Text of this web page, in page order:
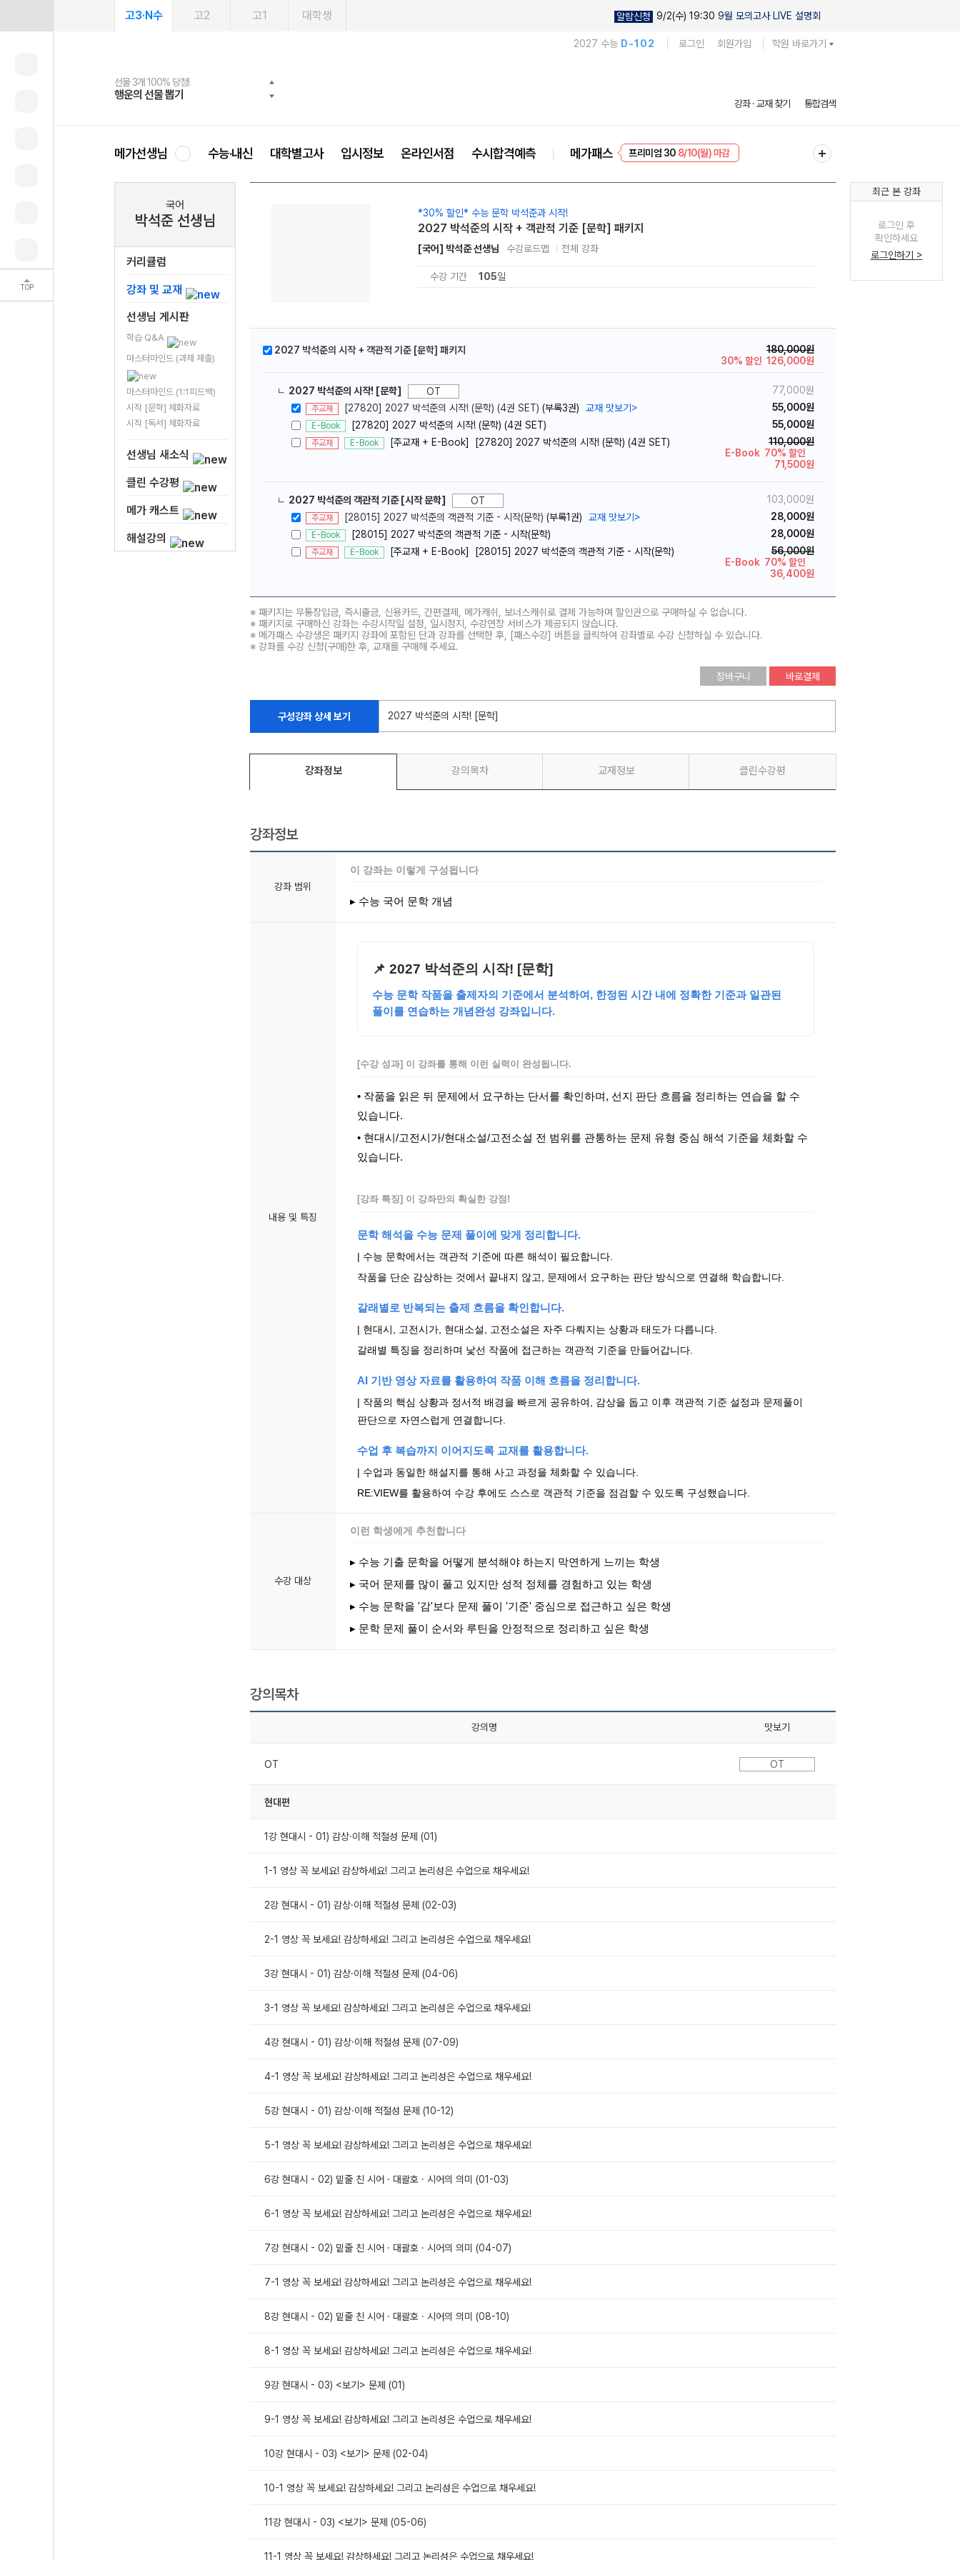
TOP
고3·N수 고2 고1 대학생 알람신청 9/2(수) 19:30 9월 모의고사 LIVE 설명회
2027 수능 D-102 로그인 회원가입 학원 바로가기
메가스터디
선물 3개 100% 당첨!
행운의 선물 뽑기
선물 100% 증정!
메가스터디 X 올리브
여름방학 스터디 캐시백
메가런 썸머스쿨
2027 러셀 단과
강사 공개선발
스마트러닝앱
설문 EVENT
메가패스
3일 무료 체험권
메가패스 수강생 무료혜택!
메가클럽 멤버십
사회공헌 캠페인
희망이룸 메가나눔
강좌 · 교재 찾기 통합검색
메가선생님 수능·내신 대학별고사 입시정보 온라인서점 수시합격예측 메가패스
프리미엄 30 8/10(월) 마감
국어
박석준 선생님
커리큘럼
강좌 및 교재
선생님 게시판
학습 Q&A
마스터마인드 (과제 제출)
마스터마인드 (1:1피드백)
시작 [문학] 체화자료
시작 [독서] 체화자료
선생님 새소식
클린 수강평
메가 캐스트
해설강의
*30% 할인* 수능 문학 박석준과 시작!
2027 박석준의 시작 + 객관적 기준 [문학] 패키지
[국어] 박석준 선생님 수강로드맵 전체 강좌
수강 기간 105일
2027 박석준의 시작 + 객관적 기준 [문학] 패키지
180,000원
30% 할인 126,000원
ㄴ 2027 박석준의 시작! [문학] OT 77,000원
주교재 [27820] 2027 박석준의 시작! (문학) (4권 SET) (부록3권) 교재 맛보기 > 55,000원
E-Book [27820] 2027 박석준의 시작! (문학) (4권 SET) 55,000원
주교재 E-Book [주교재 + E-Book] [27820] 2027 박석준의 시작! (문학) (4권 SET)
110,000원
E-Book 70% 할인
71,500원
ㄴ 2027 박석준의 객관적 기준 [시작 문학] OT 103,000원
주교재 [28015] 2027 박석준의 객관적 기준 - 시작(문학) (부록1권) 교재 맛보기 > 28,000원
E-Book [28015] 2027 박석준의 객관적 기준 - 시작(문학) 28,000원
주교재 E-Book [주교재 + E-Book] [28015] 2027 박석준의 객관적 기준 - 시작(문학)
56,000원
E-Book 70% 할인
36,400원
※ 패키지는 무통장입금, 즉시출금, 신용카드, 간편결제, 메가캐쉬, 보너스캐쉬로 결제 가능하며 할인권으로 구매하실 수 없습니다.
※ 패키지로 구매하신 강좌는 수강시작일 설정, 일시정지, 수강연장 서비스가 제공되지 않습니다.
※ 메가패스 수강생은 패키지 강좌에 포함된 단과 강좌를 선택한 후, [패스수강] 버튼을 클릭하여 강좌별로 수강 신청하실 수 있습니다.
※ 강좌를 수강 신청(구매)한 후, 교재를 구매해 주세요.
장바구니 바로결제
구성강좌 상세 보기 2027 박석준의 시작! [문학]
강좌정보 강의목차 교재정보 클린수강평
강좌정보
강좌 범위
이 강좌는 이렇게 구성됩니다
▸ 수능 국어 문학 개념
내용 및 특징
📌 2027 박석준의 시작! [문학]
수능 문학 작품을 출제자의 기준에서 분석하여, 한정된 시간 내에 정확한 기준과 일관된
풀이를 연습하는 개념완성 강좌입니다.
[수강 성과] 이 강좌를 통해 이런 실력이 완성됩니다.
• 작품을 읽은 뒤 문제에서 요구하는 단서를 확인하며, 선지 판단 흐름을 정리하는 연습을 할 수
있습니다.
• 현대시/고전시가/현대소설/고전소설 전 범위를 관통하는 문제 유형 중심 해석 기준을 체화할 수
있습니다.
[강좌 특징] 이 강좌만의 확실한 강점!
문학 해석을 수능 문제 풀이에 맞게 정리합니다.
| 수능 문학에서는 객관적 기준에 따른 해석이 필요합니다.
작품을 단순 감상하는 것에서 끝내지 않고, 문제에서 요구하는 판단 방식으로 연결해 학습합니다.
갈래별로 반복되는 출제 흐름을 확인합니다.
| 현대시, 고전시가, 현대소설, 고전소설은 자주 다뤄지는 상황과 태도가 다릅니다.
갈래별 특징을 정리하며 낯선 작품에 접근하는 객관적 기준을 만들어갑니다.
AI 기반 영상 자료를 활용하여 작품 이해 흐름을 정리합니다.
| 작품의 핵심 상황과 정서적 배경을 빠르게 공유하여, 감상을 돕고 이후 객관적 기준 설정과 문제풀이
판단으로 자연스럽게 연결합니다.
수업 후 복습까지 이어지도록 교재를 활용합니다.
| 수업과 동일한 해설지를 통해 사고 과정을 체화할 수 있습니다.
RE:VIEW를 활용하여 수강 후에도 스스로 객관적 기준을 점검할 수 있도록 구성했습니다.
수강 대상
이런 학생에게 추천합니다
▸ 수능 기출 문학을 어떻게 분석해야 하는지 막연하게 느끼는 학생
▸ 국어 문제를 많이 풀고 있지만 성적 정체를 경험하고 있는 학생
▸ 수능 문학을 '감'보다 문제 풀이 '기준' 중심으로 접근하고 싶은 학생
▸ 문학 문제 풀이 순서와 루틴을 안정적으로 정리하고 싶은 학생
강의목차
강의명 맛보기
OT OT
현대편
1강 현대시 - 01) 감상·이해 적절성 문제 (01)
1-1 영상 꼭 보세요! 감상하세요! 그리고 논리성은 수업으로 채우세요!
2강 현대시 - 01) 감상·이해 적절성 문제 (02-03)
2-1 영상 꼭 보세요! 감상하세요! 그리고 논리성은 수업으로 채우세요!
3강 현대시 - 01) 감상·이해 적절성 문제 (04-06)
3-1 영상 꼭 보세요! 감상하세요! 그리고 논리성은 수업으로 채우세요!
4강 현대시 - 01) 감상·이해 적절성 문제 (07-09)
4-1 영상 꼭 보세요! 감상하세요! 그리고 논리성은 수업으로 채우세요!
5강 현대시 - 01) 감상·이해 적절성 문제 (10-12)
5-1 영상 꼭 보세요! 감상하세요! 그리고 논리성은 수업으로 채우세요!
6강 현대시 - 02) 밑줄 친 시어 · 대괄호 · 시어의 의미 (01-03)
6-1 영상 꼭 보세요! 감상하세요! 그리고 논리성은 수업으로 채우세요!
7강 현대시 - 02) 밑줄 친 시어 · 대괄호 · 시어의 의미 (04-07)
7-1 영상 꼭 보세요! 감상하세요! 그리고 논리성은 수업으로 채우세요!
8강 현대시 - 02) 밑줄 친 시어 · 대괄호 · 시어의 의미 (08-10)
8-1 영상 꼭 보세요! 감상하세요! 그리고 논리성은 수업으로 채우세요!
9강 현대시 - 03) <보기> 문제 (01)
9-1 영상 꼭 보세요! 감상하세요! 그리고 논리성은 수업으로 채우세요!
10강 현대시 - 03) <보기> 문제 (02-04)
10-1 영상 꼭 보세요! 감상하세요! 그리고 논리성은 수업으로 채우세요!
11강 현대시 - 03) <보기> 문제 (05-06)
11-1 영상 꼭 보세요! 감상하세요! 그리고 논리성은 수업으로 채우세요!
최근 본 강좌
로그인 후
확인하세요
로그인하기 >